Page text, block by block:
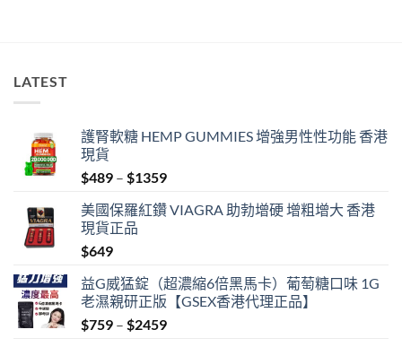
LATEST
護腎軟糖 HEMP GUMMIES 增強男性性功能 香港
現貨
$489 – $1359Price
$489
美國保羅紅鑽 VIAGRA 助勃增硬 增粗增大 香港
現貨正品
$649
益G威猛錠（超濃縮6倍黑馬卡）葡萄糖口味 1G
老濕親研正版【GSEX香港代理正品】
$759 – $2459Price